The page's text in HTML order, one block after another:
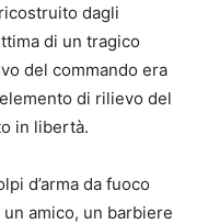
dagli
di un tragico
del commando era
di rilievo del
in libertà.
d’arma da fuoco
amico, un barbiere